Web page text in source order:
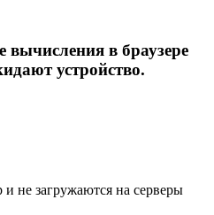
в браузере
устройство.
не загружаются на серверы